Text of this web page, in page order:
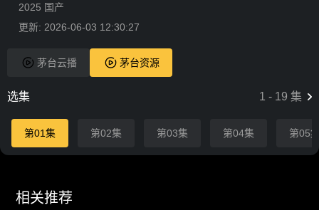
2025 国产
更新: 2026-06-03 12:30:27
茅台云播 茅台资源
选集 1 - 19 集
第01集 第02集 第03集 第04集 第05
相关推荐